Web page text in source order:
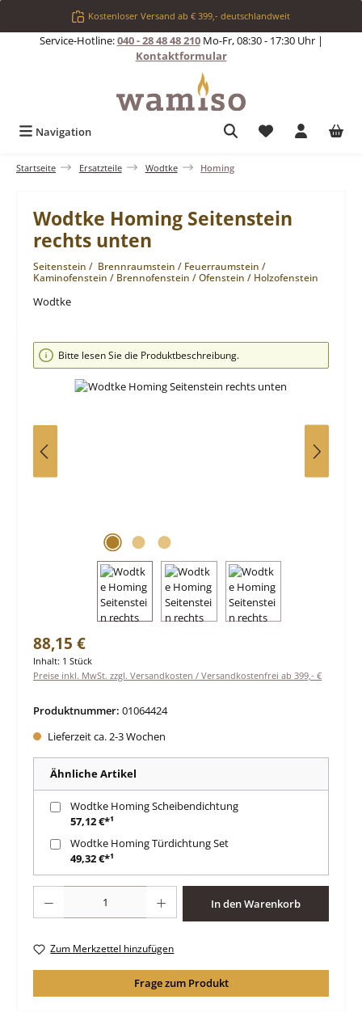
Zum Hauptinhalt springenKostenloser Versand ab € 399,- deutschlandweit
Service-Hotline:040 - 28 48 48 210Mo-Fr, 08:30 - 17:30 Uhr |
Kontaktformular
Navigation Du hast 0
Startseite Ersatzteile Wodtke Homing
Wodtke Homing Seitenstein
rechts unten
Seitenstein / Brennraumstein / Feuerraumstein /
Kaminofenstein / Brennofenstein / Ofenstein / Holzofenstein
Wodtke
Bildergalerie überspringen
Bitte lesen Sie die Produktbeschreibung.
Regulärer Preis:
88,15 €
Inhalt: 1 Stück
Preise inkl. MwSt. zzgl. Versandkosten / Versandkostenfrei ab 399,- €
Produktnummer: 01064424
Lieferzeit ca. 2-3 Wochen
Ähnliche Artikel
Wodtke Homing Scheibendichtung
57,12 €*¹
Wodtke Homing Türdichtung Set
49,32 €*¹
In den Warenkorb
Zum Merkzettel hinzufügen
Frage zum Produkt